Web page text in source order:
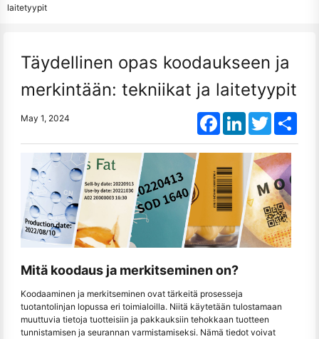
laitetyypit
Täydellinen opas koodaukseen ja
merkintään: tekniikat ja laitetyypit
May 1, 2024 FacebookLinkedInTwitter
Mitä koodaus ja merkitseminen on?
Koodaaminen ja merkitseminen ovat tärkeitä prosesseja
tuotantolinjan lopussa eri toimialoilla. Niitä käytetään tulostamaan
muuttuvia tietoja tuotteisiin ja pakkauksiin tehokkaan tuotteen
tunnistamisen ja seurannan varmistamiseksi. Nämä tiedot voivat